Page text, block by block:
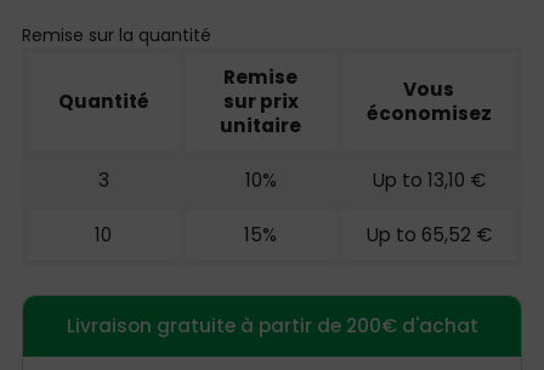
Remise sur la quantité
Quantité
Remise
sur prix
unitaire
Vous
économisez
3 10% Up to 13,10 €
10 15% Up to 65,52 €
Livraison gratuite à partir de 200€ d'achat